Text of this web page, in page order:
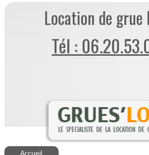
Location de grue
Tél :
Accueil